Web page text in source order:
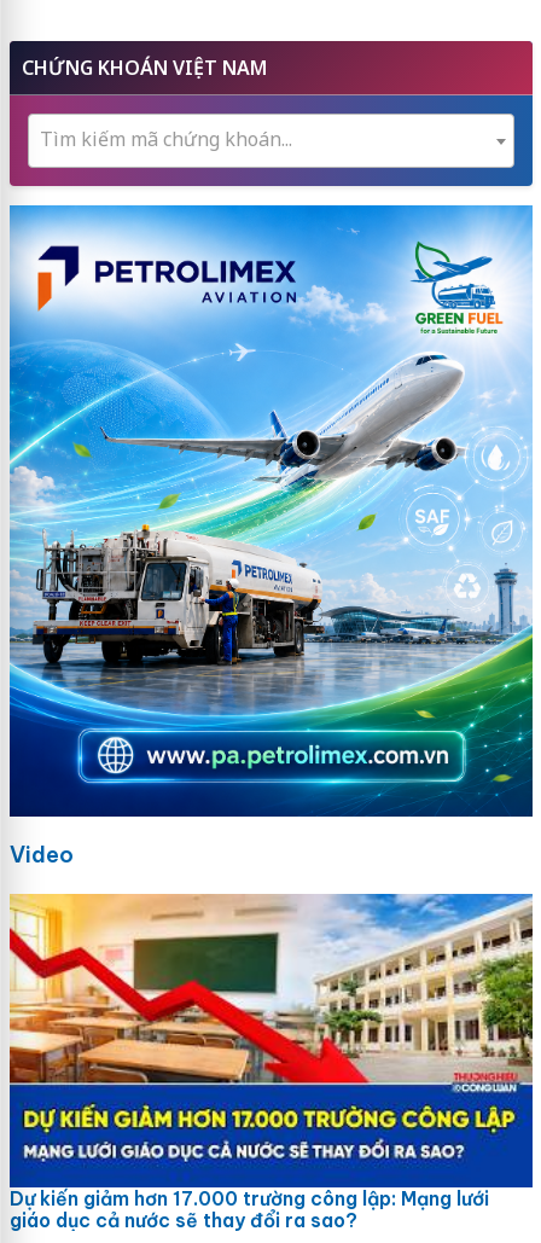
CHỨNG KHOÁN VIỆT NAM
Tìm kiếm mã chứng khoán...
Video
Dự kiến giảm hơn 17.000 trường công lập: Mạng lưới
giáo dục cả nước sẽ thay đổi ra sao?